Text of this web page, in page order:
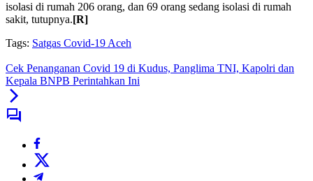
isolasi di rumah 206 orang, dan 69 orang sedang isolasi di rumah
sakit, tutupnya.[R]
Tags: Satgas Covid-19 Aceh
Cek Penanganan Covid 19 di Kudus, Panglima TNI, Kapolri dan
Kepala BNPB Perintahkan Ini